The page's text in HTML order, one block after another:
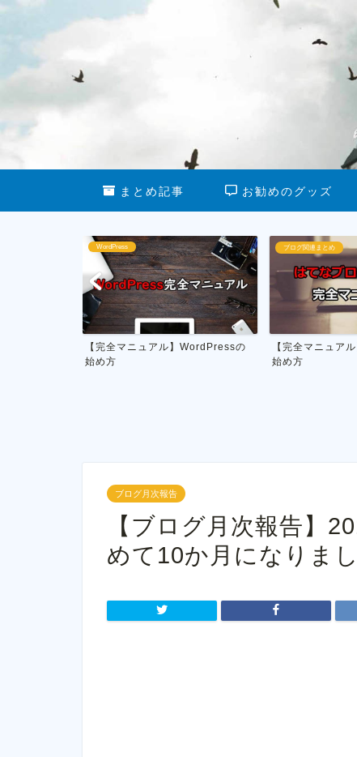
まとめ記事 お勧めのグッズ
WordPress
【完全マニュアル】WordPressの
始め方
ブログ関連まとめ
【完全マニュアル
始め方
ブログ月次報告
【ブログ月次報告】
めて10か月になりま